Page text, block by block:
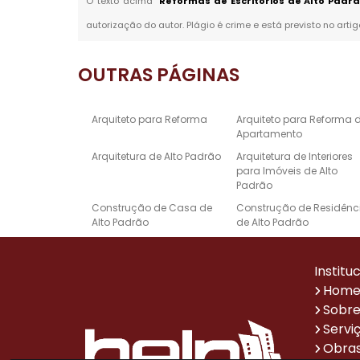
autorização do autor. Plágio é crime e está previsto no
OUTRAS PÁGINAS
Arquiteto para Reforma
Arquiteto para Reforma
Apartamento
Arquitetura de Alto Padrão
Arquitetura de Interiores
para Imóveis de Alto
Padrão
Construção de Casa de
Alto Padrão
Construção de
de Alto Padrão
Casas de Alto Padrão
Padrão
Reforma de Escritório
Sistema de Automação
Empresa de Reformas
Home